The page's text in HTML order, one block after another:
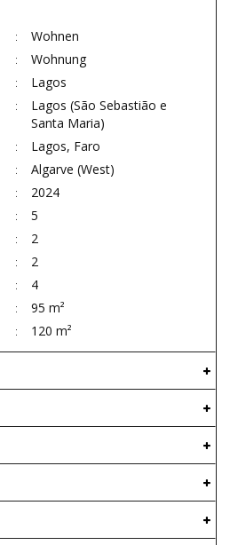
Wohnen
Wohnung
Lagos
Lagos (São Sebastião e
Santa Maria)
Lagos, Faro
Algarve (West)
2024
5
2
2
4
95 m²
120 m²